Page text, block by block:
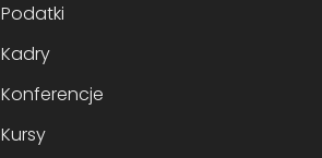
Podatki
Kadry
Konferencje
Kursy